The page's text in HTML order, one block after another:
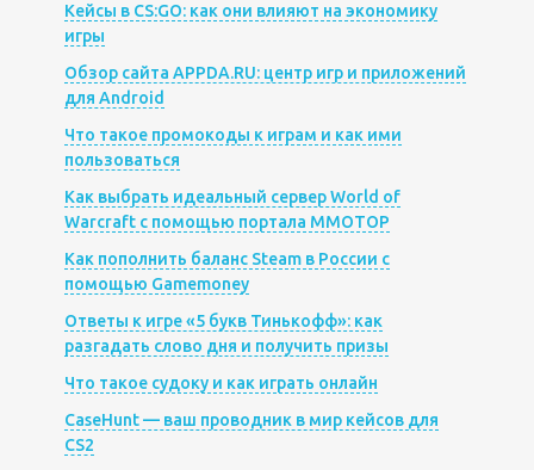
Кейсы в CS:GO: как они влияют на экономику
игры
Обзор сайта APPDA.RU: центр игр и приложений
для Android
Что такое промокоды к играм и как ими
пользоваться
Как выбрать идеальный сервер World of
Warcraft с помощью портала MMOTOP
Как пополнить баланс Steam в России с
помощью Gamemoney
Ответы к игре «5 букв Тинькофф»: как
разгадать слово дня и получить призы
Что такое судоку и как играть онлайн
CaseHunt — ваш проводник в мир кейсов для
CS2